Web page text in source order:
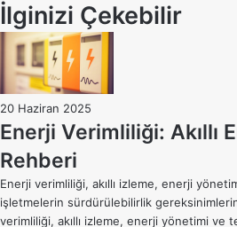
İlginizi Çekebilir
20 Haziran 2025
Enerji Verimliliği: Akıllı
Rehberi
Enerji verimliliği, akıllı izleme, enerji
işletmelerin sürdürülebilirlik
verimliliği, akıllı izleme, enerji yönetimi ve